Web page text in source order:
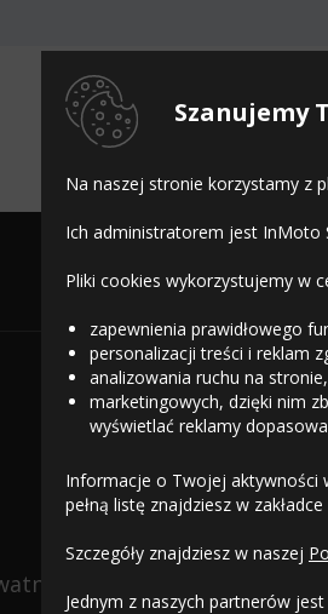
Szanujemy
Na naszej stronie korzystamy z
Ich administratorem jest InMoto
Pliki cookies wykorzystujemy w
zapewnienia prawidłowego
personalizacji treści i reklam
analizowania ruchu na
marketingowych, dzięki nim
wyświetlać reklamy
Informacje o Twojej aktywności
pełną listę znajdziesz w
Szczegóły znajdziesz w naszej
Jednym z naszych partnerów jest